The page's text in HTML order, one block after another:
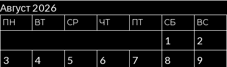
Август 2026
ПН ВТ СР ЧТ ПТ СБ ВС
1
2
3
4 5 6 7 8
9